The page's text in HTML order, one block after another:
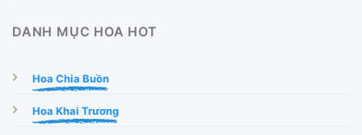
DANH MỤC HOA HOT
Hoa Chia Buồn
Hoa Khai Trương